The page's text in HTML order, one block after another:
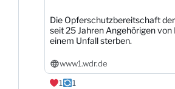
Die Opferschutzbereitschaft
seit 25 Jahren Angehörigen von
einem Unfall sterben.
www1.wdr.de
1
1